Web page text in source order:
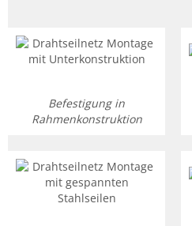
Befestigung in
Rahmenkonstruktion